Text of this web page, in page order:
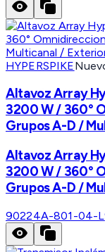
HYPERSPIKE
Altavoz Array
3200 W / 360°
Grupos A-D /
Altavoz Array
3200 W / 360°
Grupos A-D /
90224A-801-04-L